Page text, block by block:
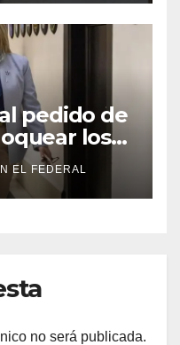
pedido de
los
de
EL FEDERAL
no será publicada.